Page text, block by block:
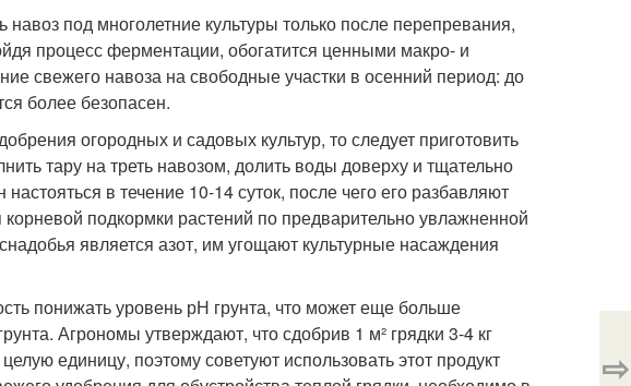
под многолетние культуры только после перепревания,
процесс ферментации, обогатится ценными макро- и
свежего навоза на свободные участки в осенний период: до
более безопасен.
огородных и садовых культур, то следует приготовить
тару на треть навозом, долить воды доверху и тщательно
в течение 10-14 суток, после чего его разбавляют
подкормки растений по предварительно увлажненной
является азот, им угощают культурные насаждения
понижать уровень рН грунта, что может еще больше
Агрономы утверждают, что сдобрив 1 м² грядки 3-4 кг
единицу, поэтому советуют использовать этот продукт
⇨